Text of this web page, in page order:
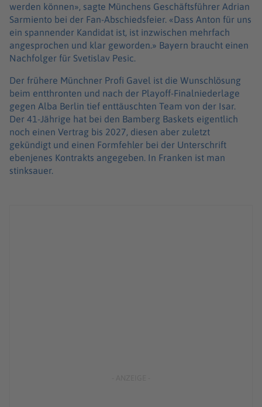
werden können», sagte Münchens Geschäftsführer Adrian
Sarmiento bei der Fan-Abschiedsfeier. «Dass Anton für uns
ein spannender Kandidat ist, ist inzwischen mehrfach
angesprochen und klar geworden.» Bayern braucht einen
Nachfolger für Svetislav Pesic.
Der frühere Münchner Profi Gavel ist die Wunschlösung
beim entthronten und nach der Playoff-Finalniederlage
gegen Alba Berlin tief enttäuschten Team von der Isar.
Der 41-Jährige hat bei den Bamberg Baskets eigentlich
noch einen Vertrag bis 2027, diesen aber zuletzt
gekündigt und einen Formfehler bei der Unterschrift
ebenjenes Kontrakts angegeben. In Franken ist man
stinksauer.